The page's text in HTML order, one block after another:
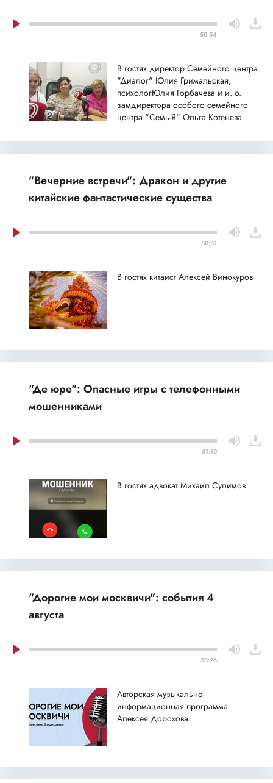
50:54
В гостях директор Семейного центра
"Диалог" Юлия Гримальская,
психологЮлия Горбачева и и. о.
замдиректора особого семейного
центра "Семь-Я" Ольга Котенева
"Вечерние встречи": Дракон и другие
китайские фантастические существа
50:51
В гостях китаист Алексей Винокуров
"Де юре": Опасные игры с телефонными
мошенниками
51:10
В гостях адвокат Михаил Сулимов
"Дорогие мои москвичи": события 4
августа
53:26
Авторская музыкально-
информационная программа
Алексея Дорохова